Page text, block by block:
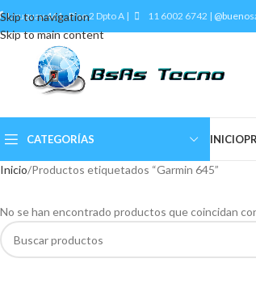
Skip to navigation
Skip to main content
Uruguay 461 , Piso 2 Dpto A | 11 6002 6742 |
CATEGORÍAS INICIO
Inicio Productos etiquetados “Garmin 645”
No se han encontrado productos que coincidan